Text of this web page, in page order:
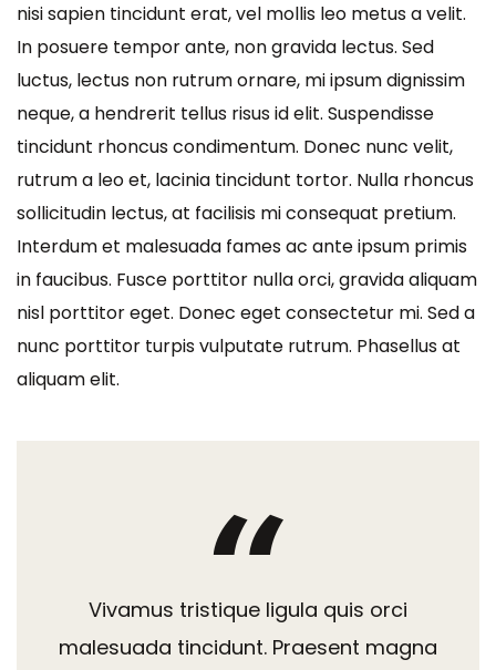
nisi sapien tincidunt erat, vel mollis leo metus a velit.
In posuere tempor ante, non gravida lectus. Sed
luctus, lectus non rutrum ornare, mi ipsum dignissim
neque, a hendrerit tellus risus id elit. Suspendisse
tincidunt rhoncus condimentum. Donec nunc velit,
rutrum a leo et, lacinia tincidunt tortor. Nulla rhoncus
sollicitudin lectus, at facilisis mi consequat pretium.
Interdum et malesuada fames ac ante ipsum primis
in faucibus. Fusce porttitor nulla orci, gravida aliquam
nisl porttitor eget. Donec eget consectetur mi. Sed a
nunc porttitor turpis vulputate rutrum. Phasellus at
aliquam elit.
Vivamus tristique ligula quis orci
malesuada tincidunt. Praesent magna